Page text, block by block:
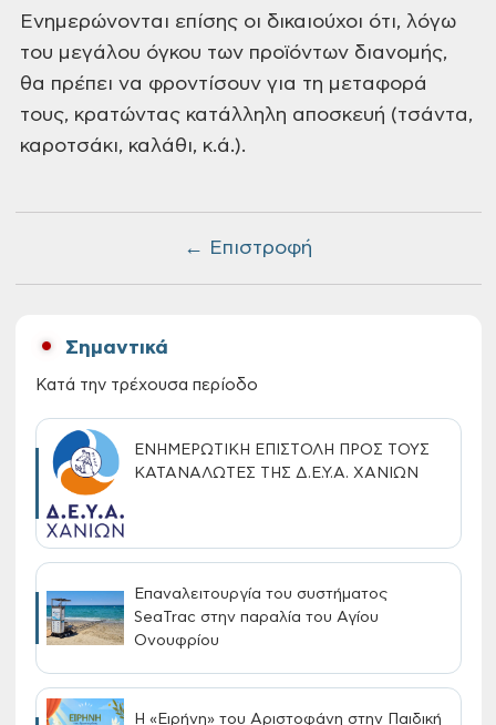
← Επιστροφή
Ενημερώνονται επίσης οι δικαιούχοι ότι, λόγω
του μεγάλου όγκου των προϊόντων διανομής,
θα πρέπει να φροντίσουν για τη μεταφορά
τους, κρατώντας κατάλληλη αποσκευή (τσάντα,
καροτσάκι, καλάθι, κ.ά.).
Σημαντικά
Κατά την τρέχουσα περίοδο
ΕΝΗΜΕΡΩΤΙΚΗ ΕΠΙΣΤΟΛΗ ΠΡΟΣ ΤΟΥΣ
ΚΑΤΑΝΑΛΩΤΕΣ ΤΗΣ Δ.Ε.Υ.Α. ΧΑΝΙΩΝ
Επαναλειτουργία του συστήματος
SeaTrac στην παραλία του Αγίου
Ονουφρίου
Η «Ειρήνη» του Αριστοφάνη στην Παιδική